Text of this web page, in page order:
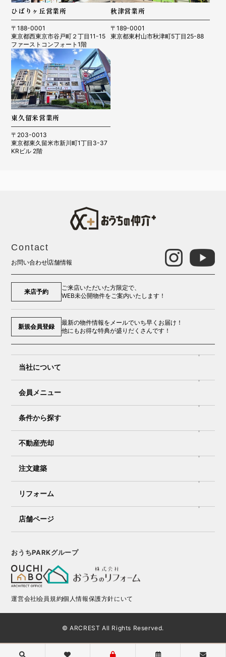
ひばりヶ丘営業所
〒188-0001
東京都西東京市谷戸町２丁目11-15
ファーストコンフォート1階
秋津営業所
〒189-0001
東京都東村山市秋津町5丁目25-88
東久留米営業所
〒203-0013
東京都東久留米市新川町1丁目3-37
KRビル 2階
Contact
お問い合わせ店舗情報
来店予約
ご来店いただいた方限定で、
WEB未公開物件をご案内いたします！
新規会員登録
最新の物件情報をメールでいち早くお届け！
他にもお得な特典が盛りだくさんです！
当社について
会員メニュー
条件から探す
不動産売却
注文建築
リフォーム
店舗ページ
おうちPARKグループ
運営会社会員規約個人情報保護方針にいて
© ARCREST All Rights Reserved.